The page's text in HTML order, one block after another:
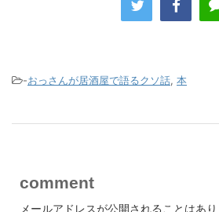
-おっさんが居酒屋で語るクソ話, 本
comment
メールアドレスが公開されることはあり